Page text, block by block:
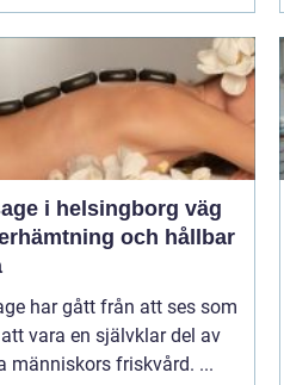
i helsingborg väg
och hållbar
har gått från att ses som
vara en självklar del av
människors friskvård. ...